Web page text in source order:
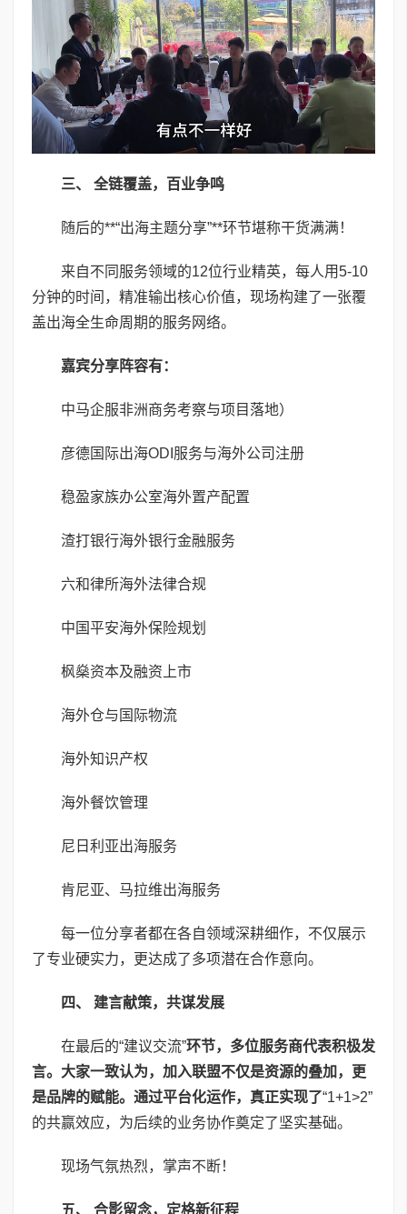
三、 全链覆盖，百业争鸣
随后的**“出海主题分享”**环节堪称干货满满！
来自不同服务领域的12位行业精英，每人用5-10
分钟的时间，精准输出核心价值，现场构建了一张覆
盖出海全生命周期的服务网络。
嘉宾分享阵容有：
中马企服非洲商务考察与项目落地）
彦德国际出海ODI服务与海外公司注册
稳盈家族办公室海外置产配置
渣打银行海外银行金融服务
六和律所海外法律合规
中国平安海外保险规划
枫燊资本及融资上市
海外仓与国际物流
海外知识产权
海外餐饮管理
尼日利亚出海服务
肯尼亚、马拉维出海服务
每一位分享者都在各自领域深耕细作，不仅展示
了专业硬实力，更达成了多项潜在合作意向。
四、 建言献策，共谋发展
在最后的“建议交流”环节，多位服务商代表积极发
言。大家一致认为，加入联盟不仅是资源的叠加，更
是品牌的赋能。通过平台化运作，真正实现了“1+1>2”
的共赢效应，为后续的业务协作奠定了坚实基础。
现场气氛热烈，掌声不断！
五、 合影留念，定格新征程